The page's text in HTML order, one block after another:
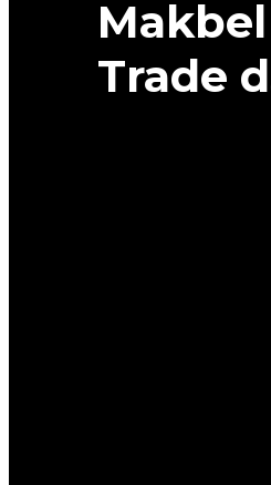
Makbel
Trade